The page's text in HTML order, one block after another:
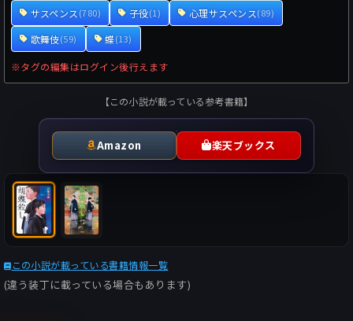
サスペンス(780) 子役(1) 心理サスペンス(89)
歌舞伎(59) 蝶(13)
※タグの編集はログイン後行えます
【この小説が載っている参考書籍】
Amazon 楽天ブックス
この小説が載っている書籍情報一覧
(違う装丁に載っている場合もあります)